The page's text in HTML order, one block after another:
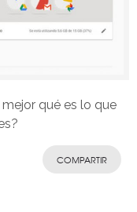
qué es lo que
COMPARTIR